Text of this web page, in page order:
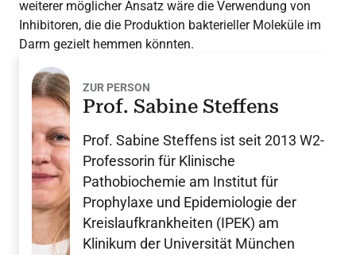
weiterer möglicher Ansatz wäre die Verwendung von
Inhibitoren, die die Produktion bakterieller Moleküle im
Darm gezielt hemmen könnten.
ZUR PERSON
Prof. Sabine Steffens
Prof. Sabine Steffens ist seit 2013 W2-
Professorin für Klinische
Pathobiochemie am Institut für
Prophylaxe und Epidemiologie der
Kreislaufkrankheiten (IPEK) am
Klinikum der Universität München